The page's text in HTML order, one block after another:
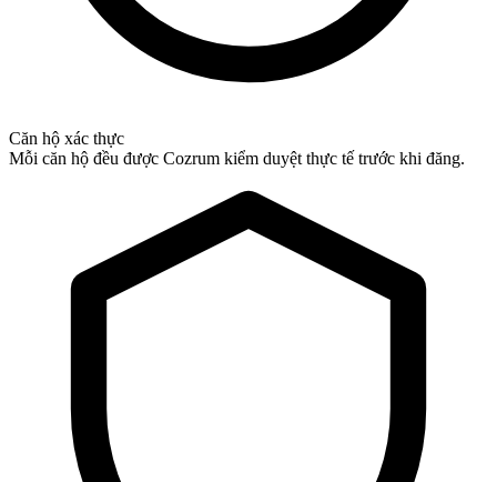
Căn hộ xác thực
Mỗi căn hộ đều được Cozrum kiểm duyệt thực tế trước khi đăng.